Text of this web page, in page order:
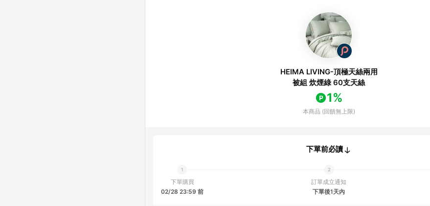
HEIMA LIVING-頂極天絲兩用
被組 炊煙綠 60支天絲
1%
本商品 (回饋無上限)
下單前必讀
下單購買
02/28 23:59 前
訂單成立通知
下單後1天內